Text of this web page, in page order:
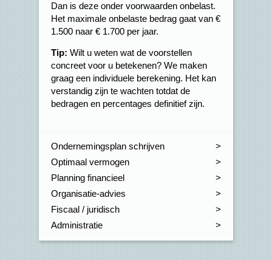
Dan is deze onder voorwaarden onbelast.
Het maximale onbelaste bedrag gaat van €
1.500 naar € 1.700 per jaar.
Tip: Wilt u weten wat de voorstellen
concreet voor u betekenen? We maken
graag een individuele berekening. Het kan
verstandig zijn te wachten totdat de
bedragen en percentages definitief zijn.
Ondernemingsplan schrijven
Optimaal vermogen
Planning financieel
Organisatie-advies
Fiscaal / juridisch
Administratie